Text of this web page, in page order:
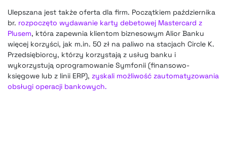
Ulepszana jest także oferta dla firm. Początkiem października
br. rozpoczęto wydawanie karty debetowej Mastercard z
Plusem, która zapewnia klientom biznesowym Alior Banku
więcej korzyści, jak m.in. 50 zł na paliwo na stacjach Circle K.
Przedsiębiorcy, którzy korzystają z usług banku i
wykorzystują oprogramowanie Symfonii (finansowo-
księgowe lub z linii ERP), zyskali możliwość zautomatyzowania
obsługi operacji bankowych.